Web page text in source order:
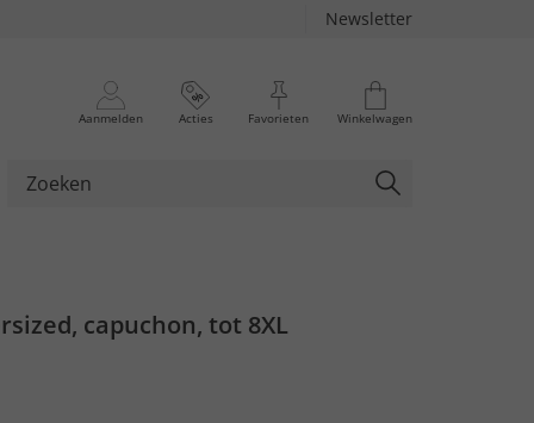
Newsletter
Aanmelden Acties Favorieten Winkelwagen
capuchon, tot 8XL